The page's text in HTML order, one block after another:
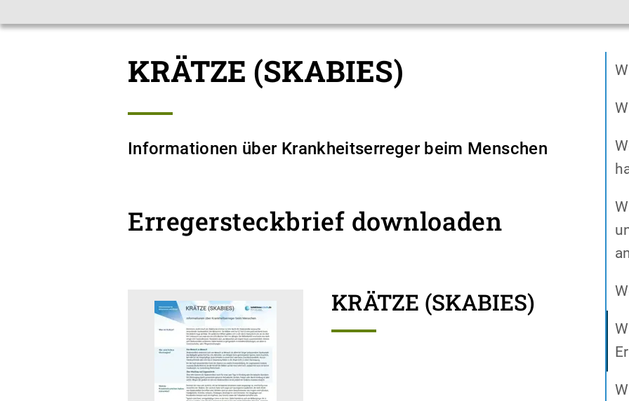
KRÄTZE (SKABIES)
Informationen über Krankheitserreger beim Menschen
Erregersteckbrief downloaden
KRÄTZE (SKABIES)